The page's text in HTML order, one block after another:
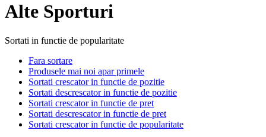
Alte Sporturi
Sortati in functie de popularitate
Fara sortare
Produsele mai noi apar primele
Sortati crescator in functie de pozitie
Sortati descrescator in functie de pozitie
Sortati crescator in functie de pret
Sortati descrescator in functie de pret
Sortati crescator in functie de popularitate